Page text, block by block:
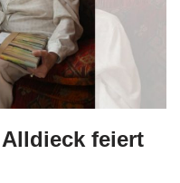
feiert